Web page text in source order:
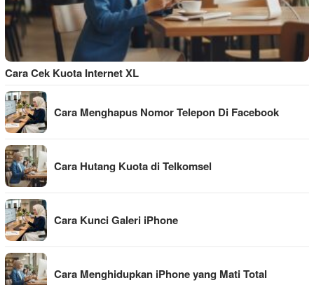
Cara Cek Kuota Internet XL
Cara Menghapus Nomor Telepon Di Facebook
Cara Hutang Kuota di Telkomsel
Cara Kunci Galeri iPhone
Cara Menghidupkan iPhone yang Mati Total